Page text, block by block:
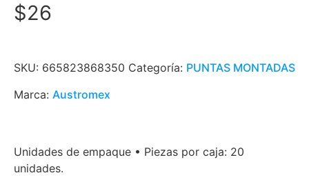
$26
SKU: 665823868350 Categoría: PUNTAS MONTADAS
Marca: Austromex
Unidades de empaque • Piezas por caja: 20
unidades.